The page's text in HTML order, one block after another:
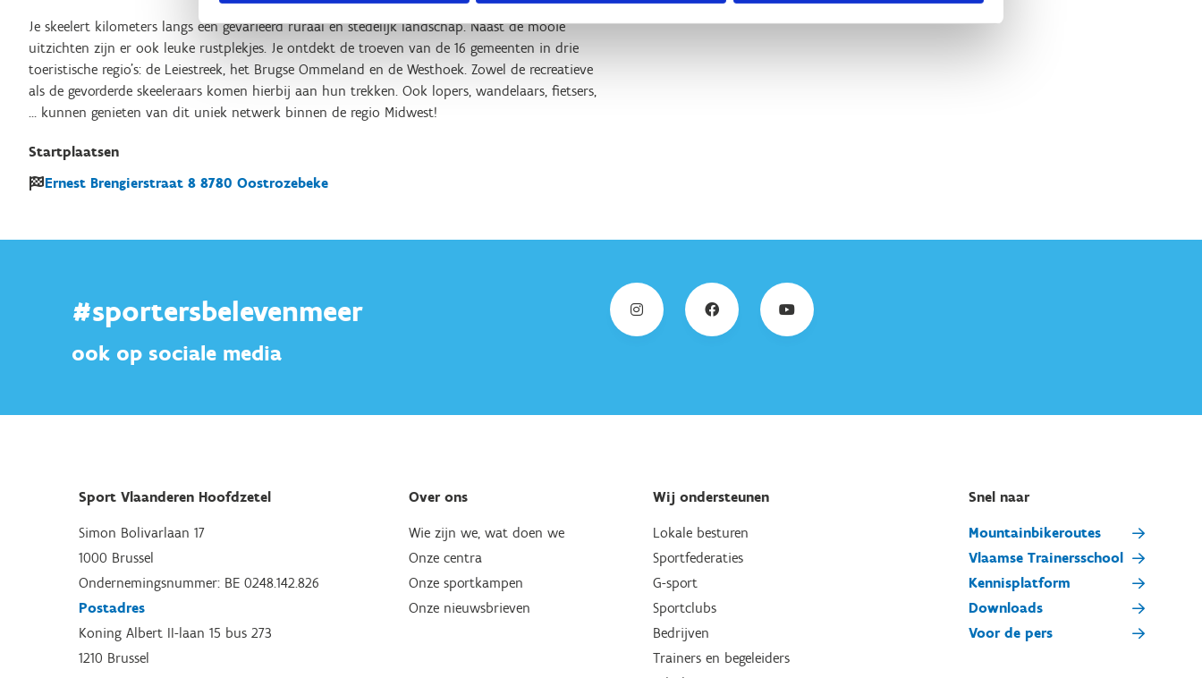
Je skeelert kilometers langs een gevarieerd ruraal en stedelijk landschap. Naast de mooie
uitzichten zijn er ook leuke rustplekjes. Je ontdekt de troeven van de 16 gemeenten in drie
toeristische regio's: de Leiestreek, het Brugse Ommeland en de Westhoek. Zowel de recreatieve
als de gevorderde skeeleraars komen hierbij aan hun trekken. Ook lopers, wandelaars, fietsers,
… kunnen genieten van dit uniek netwerk binnen de regio Midwest!
Startplaatsen
Ernest Brengierstraat 8 8780 Oostrozebeke
#sportersbelevenmeer
ook op sociale media
Sport Vlaanderen Hoofdzetel
Simon Bolivarlaan 17
1000 Brussel
Ondernemingsnummer: BE 0248.142.826
Postadres
Koning Albert II-laan 15 bus 273
1210 Brussel
Over ons
Wie zijn we, wat doen we
Onze centra
Onze sportkampen
Onze nieuwsbrieven
Wij ondersteunen
Lokale besturen
Sportfederaties
G-sport
Sportclubs
Bedrijven
Trainers en begeleiders
Snel naar
Mountainbikeroutes
Vlaamse Trainersschool
Kennisplatform
Downloads
Voor de pers